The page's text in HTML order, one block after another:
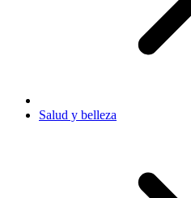
Salud y belleza